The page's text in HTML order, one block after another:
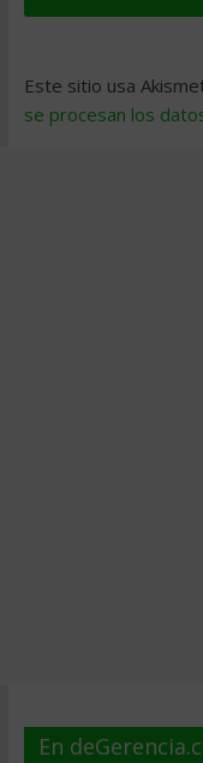
Este sitio usa
se procesan los
En